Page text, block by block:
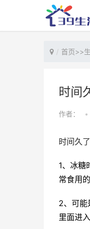
首页>>
时间
作者： •
时间久
1、冰糖
常食用的
2、可能
里面进